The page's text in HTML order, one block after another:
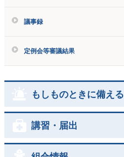
議事録
定例会等審議結果
もしものときに備える
講習・届出